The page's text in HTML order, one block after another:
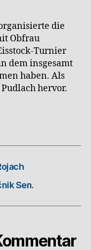
die
Obfrau
Turnier
dem insgesamt
haben. Als
hervor.
Sen.